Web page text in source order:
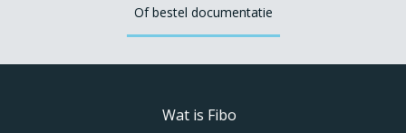
Of bestel documentatie
Wat is Fibo